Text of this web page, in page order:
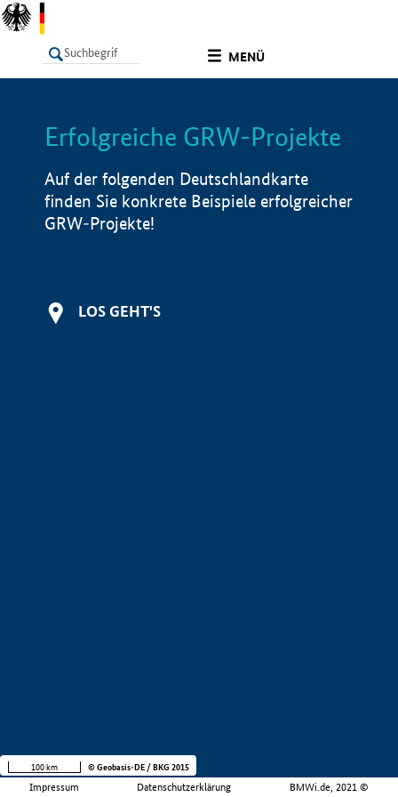
MENÜ
LISTE Info
Erfolgreiche GRW-Projekte
Auf der folgenden Deutschlandkarte
finden Sie konkrete Beispiele erfolgreicher
GRW-Projekte!
LOS GEHT'S
Impressum Datenschutzerklärung BMWi.de, 2021 ©
100 km © Geobasis-DE / BKG 2015